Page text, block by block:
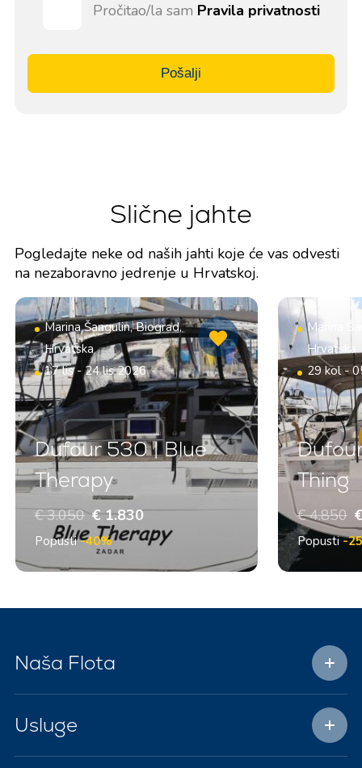
Pročitao/la sam Pravila privatnosti
Pošalji
Slične jahte
Pogledajte neke od naših jahti koje će vas odvesti
na nezaboravno jedrenje u Hrvatskoj.
Marina Šangulin, Biograd,
Hrvatska
17 lis - 24 lis 2026
Dufour 530 | Blue
Therapy
€ 3.050 € 1.830
Popusti-40%
Marina
Hrvatska
29 kol -
Thing
€ 4.850
Popusti-
Naša Flota
Usluge